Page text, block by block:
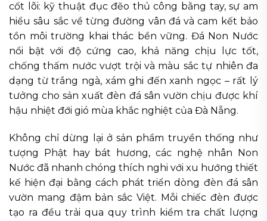
cốt lõi: kỹ thuật đục đẽo thủ công bằng tay, sự am
hiểu sâu sắc về từng đường vân đá và cam kết bảo
tồn môi trường khai thác bền vững. Đá Non Nước
nổi bật với độ cứng cao, khả năng chịu lực tốt,
chống thấm nước vượt trội và màu sắc tự nhiên đa
dạng từ trắng ngà, xám ghi đến xanh ngọc – rất lý
tưởng cho sản xuất đèn đá sân vườn chịu được khí
hậu nhiệt đới gió mùa khắc nghiệt của Đà Nẵng.
Không chỉ dừng lại ở sản phẩm truyền thống như
tượng Phật hay bát hương, các nghệ nhân Non
Nước đã nhanh chóng thích nghi với xu hướng thiết
kế hiện đại bằng cách phát triển dòng đèn đá sân
vườn mang đậm bản sắc Việt. Mỗi chiếc đèn được
tạo ra đều trải qua quy trình kiểm tra chất lượng